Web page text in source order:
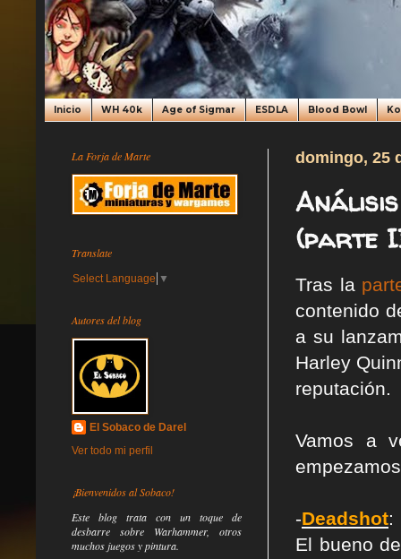
Inicio WH 40k Age of Sigmar ESDLA Blood Bowl
domingo, 25
(parte
Tras la
contenido
a su
Harley
reputación.
Vamos a
-Deadshot:
El bueno
La Forja de Marte
Translate
Select Language ▼
Autores del blog
El Sobaco de Darel
Ver todo mi perfil
¡Bienvenidos al Sobaco!
Este blog trata con un toque de
desbarre sobre Warhammer, otros
muchos juegos y pintura.